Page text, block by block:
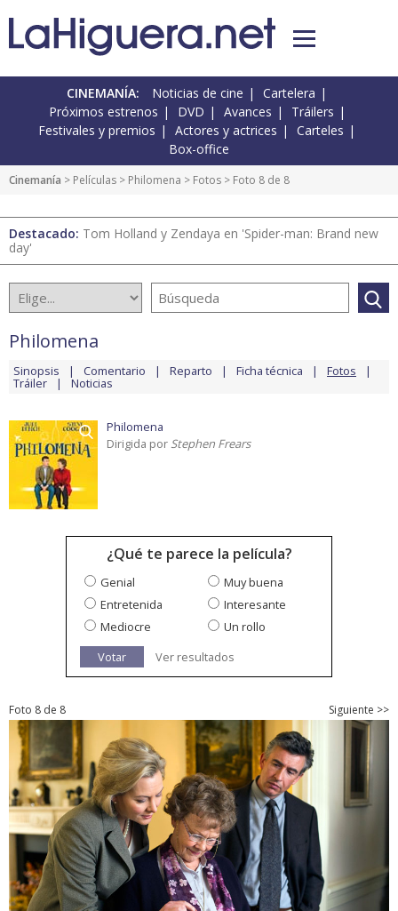
CINEMANÍA: Noticias de cine
Cartelera
Próximos estrenos
DVD Avances
Tráilers
Festivales y premios
Actores y actrices
Carteles
Box-office
Cinemanía > Películas > Philomena > Fotos > Foto 8 de 8
Destacado: Tom Holland y Zendaya en 'Spider-man: Brand new
day'
Philomena
Sinopsis Comentario Reparto Ficha técnica Fotos
Tráiler Noticias
Philomena
Dirigida por Stephen Frears
¿Qué te parece la película?
Genial
Muy buena
Entretenida
Interesante
Mediocre
Un rollo
Votar
Ver resultados
Foto 8 de 8 Siguiente >>